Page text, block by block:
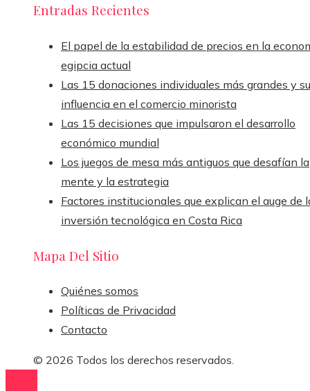
Entradas Recientes
El papel de la estabilidad de precios en la
egipcia actual
Las 15 donaciones individuales más grandes y su
influencia en el comercio minorista
Las 15 decisiones que impulsaron el desarrollo
económico mundial
Los juegos de mesa más antiguos que desafían la
mente y la estrategia
Factores institucionales que explican el auge de
inversión tecnológica en Costa Rica
Mapa Del Sitio
Quiénes somos
Políticas de Privacidad
Contacto
© 2026 Todos los derechos reservados.